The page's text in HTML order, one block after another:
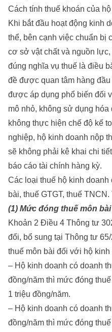
Cách tính thuế khoán của
Khi bắt đầu hoạt động kinh
thể, bên cạnh việc chuẩn bị
cơ sở vật chất và nguồn
đúng nghĩa vụ thuế là điều
đề được quan tâm hàng
được áp dụng phổ biến đối
mô nhỏ, không sử dụng
không thực hiện chế độ kế
nghiệp, hộ kinh doanh nộp
sẽ không phải kê khai chi
báo cáo tài chính hàng kỳ.
Các loại thuế hộ kinh doanh
bài, thuế GTGT, thuế
(1) Mức đóng thuế môn
Khoản 2 Điều 4 Thông tư
đổi, bổ sung tại Thông tư
thuế môn bài đối với hộ
– Hộ kinh doanh có doanh
đồng/năm thì mức đóng
1 triệu đồng/năm.
– Hộ kinh doanh có doanh
đồng/năm thì mức đóng